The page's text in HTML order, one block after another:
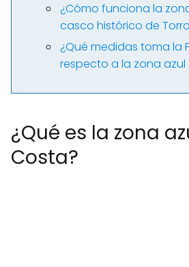
¿Cómo funciona la
casco histórico de
¿Qué medidas toma la
respecto a la zona azul
¿Qué es la zona
Costa?